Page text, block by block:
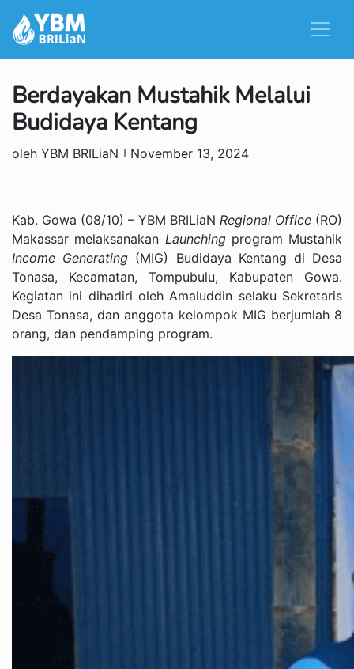
Berdayakan Mustahik Melalui
Budidaya Kentang
oleh YBM BRILiaN November 13, 2024
Kab. Gowa (08/10) – YBM BRILiaN Regional Office (RO)
Makassar melaksanakan Launchingprogram Mustahik
Income Generating (MIG) Budidaya Kentang di Desa
Tonasa, Kecamatan, Tompubulu, Kabupaten Gowa.
Kegiatan ini dihadiri oleh Amaluddin selaku Sekretaris
Desa Tonasa, dan anggota kelompok MIG berjumlah 8
orang, dan pendamping program.